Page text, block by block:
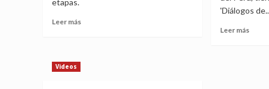
Leer más
'Diálogos
Leer más
Videos